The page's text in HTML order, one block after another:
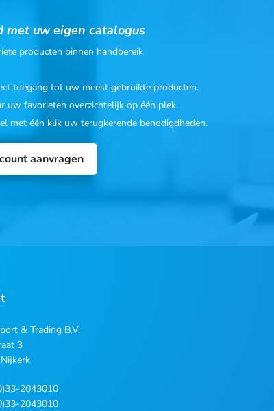
met uw eigen catalogus
producten binnen handbereik
toegang tot uw meest gebruikte producten.
uw favorieten overzichtelijk op één plek.
met één klik uw terugkerende benodigdheden.
aanvragen
& Trading B.V.
3
2043010
2043010